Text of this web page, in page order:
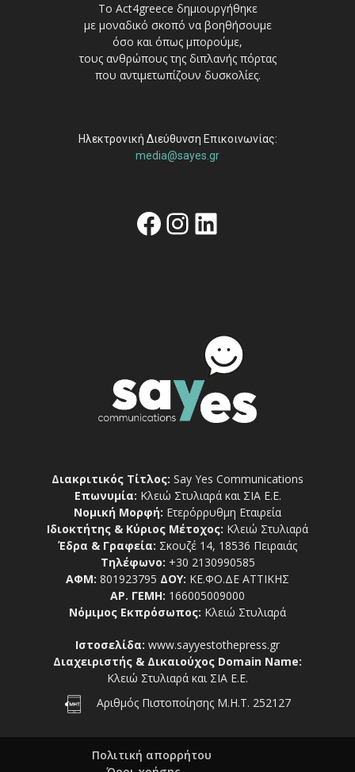
Το Act4greece δημιουργήθηκε
με μοναδικό σκοπό να βοηθήσουμε
όσο και όπως μπορούμε,
τους ανθρώπους της διπλανής πόρτας
που αντιμετωπίζουν δυσκολίες.
Ηλεκτρονική Διεύθυνση Επικοινωνίας:
media@sayes.gr
Facebook
Instagram
Linkedin
Διακριτικός Τίτλος: Say Yes Communications
Επωνυμία: Κλειώ Στυλιαρά και ΣΙΑ Ε.Ε.
Νομική Μορφή: Ετερόρρυθμη Εταιρεία
Ιδιοκτήτης & Κύριος Μέτοχος: Κλειώ Στυλιαρά
Έδρα & Γραφεία: Σκουζέ 14, 18536 Πειραιάς
Τηλέφωνο: +30 2130990585
ΑΦΜ: 801923795 ΔΟΥ: ΚΕ.ΦΟ.ΔΕ ΑΤΤΙΚΗΣ
ΑΡ. ΓΕΜΗ: 166005009000
Νόμιμος Εκπρόσωπος: Κλειώ Στυλιαρά
Ιστοσελίδα: www.sayyestothepress.gr
Διαχειριστής & Δικαιούχος Domain Name:
Κλειώ Στυλιαρά και ΣΙΑ Ε.Ε.
Αριθμός Πιστοποίησης Μ.Η.Τ. 252127
Πολιτική απορρήτου